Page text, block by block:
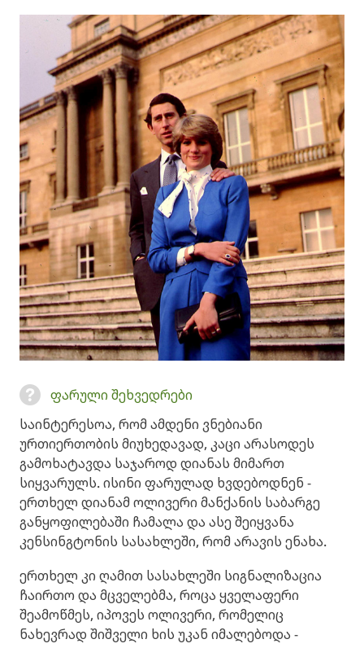
ფარული შეხვედრები
საინტერესოა, რომ ამდენი ვნებიანი
ურთიერთობის მიუხედავად, კაცი არასოდეს
გამოხატავდა საჯაროდ დიანას მიმართ
სიყვარულს. ისინი ფარულად ხვდებოდნენ -
ერთხელ დიანამ ოლივერი მანქანის საბარგე
განყოფილებაში ჩამალა და ასე შეიყვანა
კენსინგტონის სასახლეში, რომ არავის ენახა.
ერთხელ კი ღამით სასახლეში სიგნალიზაცია
ჩაირთო და მცველებმა, როცა ყველაფერი
შეამოწმეს, იპოვეს ოლივერი, რომელიც
ნახევრად შიშველი ხის უკან იმალებოდა -